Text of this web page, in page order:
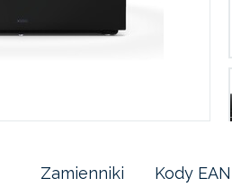
Zamienniki Kody EAN